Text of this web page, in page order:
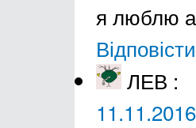
я люблю
Відповісти
ЛЕВ :